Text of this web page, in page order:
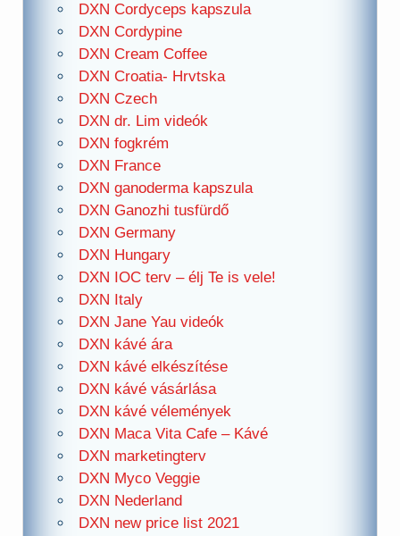
DXN Cordyceps kapszula
DXN Cordypine
DXN Cream Coffee
DXN Croatia- Hrvtska
DXN Czech
DXN dr. Lim videók
DXN fogkrém
DXN France
DXN ganoderma kapszula
DXN Ganozhi tusfürdő
DXN Germany
DXN Hungary
DXN IOC terv – élj Te is vele!
DXN Italy
DXN Jane Yau videók
DXN kávé ára
DXN kávé elkészítése
DXN kávé vásárlása
DXN kávé vélemények
DXN Maca Vita Cafe – Kávé
DXN marketingterv
DXN Myco Veggie
DXN Nederland
DXN new price list 2021